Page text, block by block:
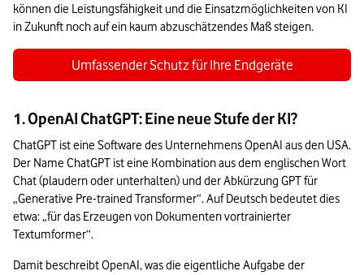
können die Leistungsfähigkeit und die Einsatzmöglichkeiten von KI
in Zukunft noch auf ein kaum abzuschätzendes Maß steigen.
Umfassender Schutz für Ihre Endgeräte
1. OpenAI ChatGPT: Eine neue Stufe der KI?
ChatGPT ist eine Software des Unternehmens OpenAI aus den USA.
Der Name ChatGPT ist eine Kombination aus dem englischen Wort
Chat (plaudern oder unterhalten) und der Abkürzung GPT für
„Generative Pre-trained Transformer“. Auf Deutsch bedeutet dies
etwa: „für das Erzeugen von Dokumenten vortrainierter
Textumformer“.
Damit beschreibt OpenAI, was die eigentliche Aufgabe der